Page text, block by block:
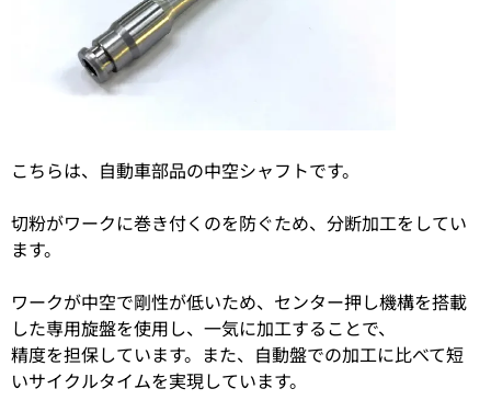
こちらは、自動車部品の中空シャフトです。
切粉がワークに巻き付くのを防ぐため、分断加工をしてい
ます。
ワークが中空で剛性が低いため、センター押し機構を搭載
した専用旋盤を使用し、一気に加工することで、
精度を担保しています。また、自動盤での加工に比べて短
いサイクルタイムを実現しています。